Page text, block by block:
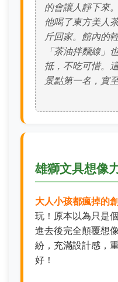
的會讓人靜下來
他喝了東方美人
斤回家。館內的
「茶油拌麵線」
抵，不吃可惜。
景點第一名，實
雄獅文具想像
大人小孩都瘋掉的
玩！原本以為只是
進去後完全顛覆想
紛，充滿設計感，
好！